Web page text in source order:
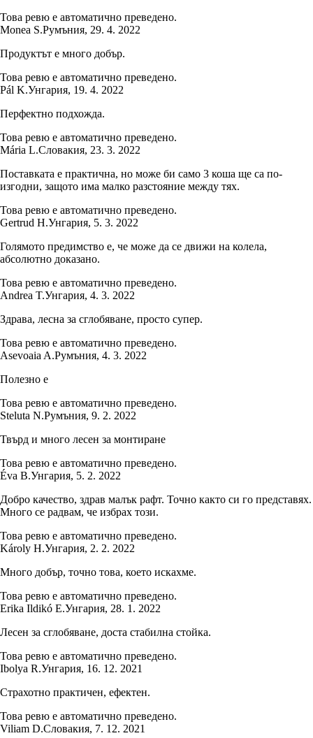
Това ревю е автоматично преведено.
Monea S.Румъния, 29. 4. 2022
Продуктът е много добър.
Това ревю е автоматично преведено.
Pál K.Унгария, 19. 4. 2022
Перфектно подхожда.
Това ревю е автоматично преведено.
Mária L.Словакия, 23. 3. 2022
Поставката е практична, но може би само 3 коша ще са по-
изгодни, защото има малко разстояние между тях.
Това ревю е автоматично преведено.
Gertrud H.Унгария, 5. 3. 2022
Голямото предимство е, че може да се движи на колела,
абсолютно доказано.
Това ревю е автоматично преведено.
Andrea T.Унгария, 4. 3. 2022
Здрава, лесна за сглобяване, просто супер.
Това ревю е автоматично преведено.
Asevoaia A.Румъния, 4. 3. 2022
Полезно е
Това ревю е автоматично преведено.
Steluta N.Румъния, 9. 2. 2022
Твърд и много лесен за монтиране
Това ревю е автоматично преведено.
Éva B.Унгария, 5. 2. 2022
Добро качество, здрав малък рафт. Точно както си го представях.
Много се радвам, че избрах този.
Това ревю е автоматично преведено.
Károly H.Унгария, 2. 2. 2022
Много добър, точно това, което искахме.
Това ревю е автоматично преведено.
Erika Ildikó E.Унгария, 28. 1. 2022
Лесен за сглобяване, доста стабилна стойка.
Това ревю е автоматично преведено.
Ibolya R.Унгария, 16. 12. 2021
Страхотно практичен, ефектен.
Това ревю е автоматично преведено.
Viliam D.Словакия, 7. 12. 2021